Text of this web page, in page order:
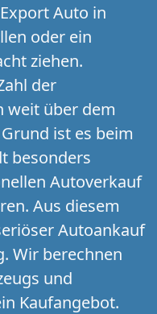
Auto in
oder ein
ziehen.
der
weit über dem
ist es beim
besonders
Autoverkauf
Aus diesem
Autoankauf
Wir berechnen
und
Kaufangebot.